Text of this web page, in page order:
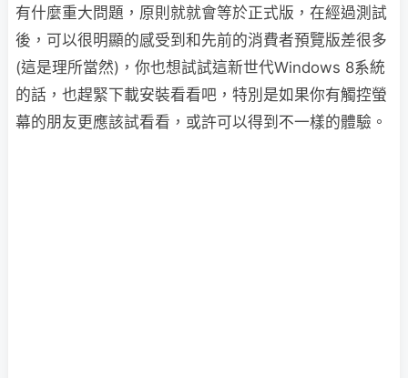
有什麼重大問題，原則就就會等於正式版，在經過測試
後，可以很明顯的感受到和先前的消費者預覽版差很多
(這是理所當然)，你也想試試這新世代Windows 8系統
的話，也趕緊下載安裝看看吧，特別是如果你有觸控螢
幕的朋友更應該試看看，或許可以得到不一樣的體驗。